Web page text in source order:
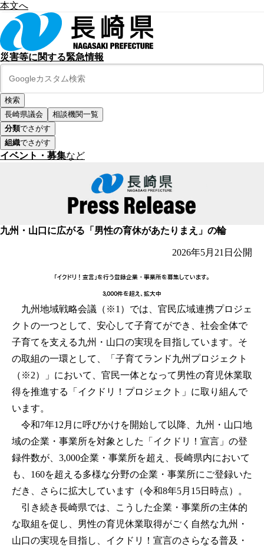
本文へ
災害等に関する緊急情報
長崎県議会
相談機関一覧
分類でさがす
組織でさがす
イベント・募集など
九州・山口に広がる「男性の育休があたりまえ」の輪
2026年5月21日 公開
「イクドリ！宣言」を行う登録企業・事業所を募集しています。
3,000件を超え、拡大中
九州地域戦略会議（※1）では、官民広域連携プロジェ
クトの一つとして、安心して子育てができ、社会全体で
子育てを支える九州・山口の実現を目指しています。そ
の取組の一環として、「子育てランド九州プロジェクト
（※2）」において、官民一体となって男性の育児休業取
得を推進する「イクドリ！プロジェクト」に取り組んで
います。
令和7年12月に呼びかけを開始して以降、九州・山口地
域の企業・事業所を対象とした「イクドリ！宣言」の登
録件数が、3,000企業・事業所を超え、長崎県内において
も、160を超える多様な分野の企業・事業所にご登録いた
だき、さらに拡大しています（令和8年5月15日時点）。
引き続き長崎県では、こうした企業・事業所の主体的
な取組を促し、男性の育児休業取得がごく自然な九州・
山口の実現を目指し、イクドリ！宣言のさらなる普及・